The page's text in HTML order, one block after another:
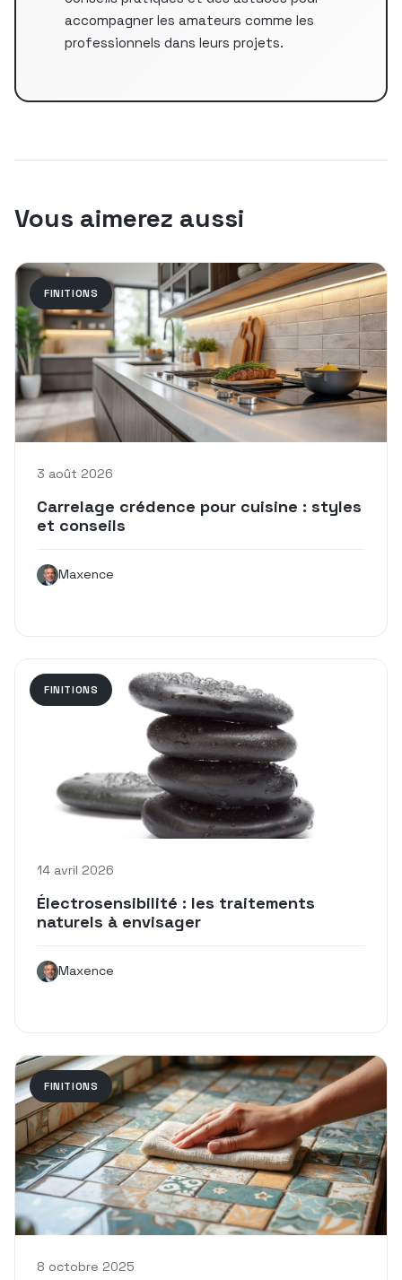
accompagner les amateurs comme les
professionnels dans leurs projets.
Vous aimerez aussi
FINITIONS
3 août 2026
Carrelage crédence pour cuisine : styles
et conseils
Maxence
FINITIONS
14 avril 2026
Électrosensibilité : les traitements
naturels à envisager
Maxence
FINITIONS
8 octobre 2025